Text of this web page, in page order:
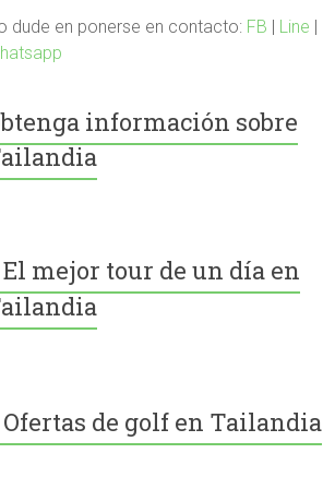
dude en ponerse en contacto: FB | Line |
información sobre
El mejor tour de un día en
Ofertas de golf en Tailandia